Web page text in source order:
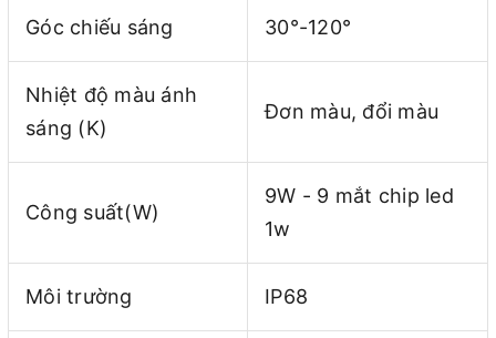
Góc chiếu sáng 30°-120°
Nhiệt độ màu ánh
sáng (K)
Đơn màu, đổi màu
Công suất(W)
9W - 9 mắt chip led
1w
Môi trường IP68